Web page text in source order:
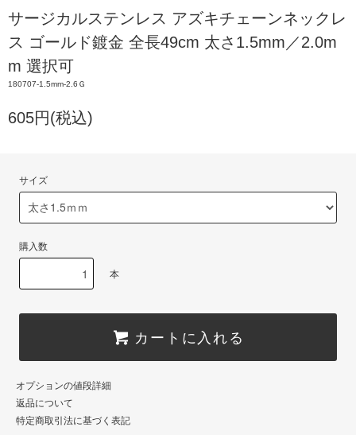
サージカルステンレス アズキチェーンネックレ
ス ゴールド鍍金 全長49cm 太さ1.5mm／2.0m
m 選択可
180707-1.5mm-2.6Ｇ
605円(税込)
サイズ
購入数
本
カートに入れる
オプションの値段詳細
返品について
特定商取引法に基づく表記